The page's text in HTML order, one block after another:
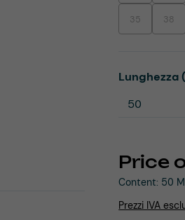
Price
Content: 50
Prezzi IVA
35(This option
38
Select
Lunghezza